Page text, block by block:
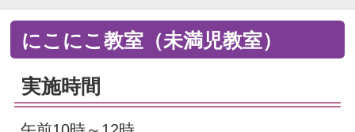
にこにこ教室（未満児教室）
実施時間